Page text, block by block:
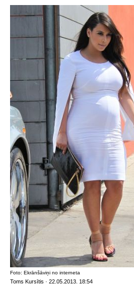
Foto: Ekrānšāviņi no interneta
Toms Kursītis · 22.05.2013. 18:54